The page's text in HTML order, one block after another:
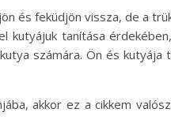
és feküdjön vissza, de a
kutyájuk tanítása
számára. Ön és
akkor ez a cikkem